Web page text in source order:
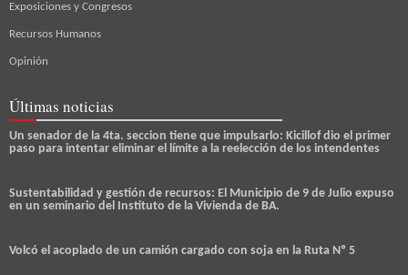
Exposiciones y Congresos
Recursos Humanos
Opinión
Últimas noticias
Un senador de la 4ta. seccion tiene que impulsarlo: Kicillof dio el primer
paso para intentar eliminar el límite a la reelección de los intendentes
Sustentabilidad y gestión de recursos: El Municipio de 9 de Julio expuso
en un seminario del Instituto de la Vivienda de BA.
Volcó el acoplado de un camión cargado con soja en la Ruta Nº 5